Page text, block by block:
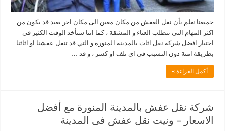
جميعنا نعلم بأن نقل العفش من مكان معين الى مكان اخر بعيد قد يكون من
اكثر المهام التي تتطلب العناء و المشقة ، كما اننا سنأخذ الوقت الكثير في
اختيار افضل شركة نقل اثاث بالمدينة المنورة و التي قد تنقل عفشنا او اثاثنا
بطريقة امنة دون التسبب في اي تلف او كسر ، و قد …
أكمل القراءة »
شركة نقل عفش بالمدينة المنورة مع أفضل
الاسعار – ونيت نقل عفش فى المدينة